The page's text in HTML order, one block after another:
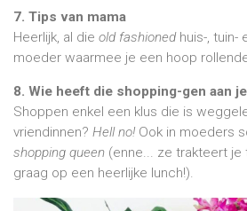
7. Tips van mama
Heerlijk, al die old fashionedhuis-, tuin-
moeder waarmee je een hoop
8. Wie heeft die shopping-gen aan
Shoppen enkel een klus die is
vriendinnen? Hell no! Ook in moeders
shopping queen (enne... ze trakteert je
graag op een heerlijke lunch!).